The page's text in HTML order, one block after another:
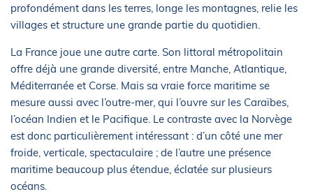
profondément dans les terres, longe les montagnes, relie les
villages et structure une grande partie du quotidien.
La France joue une autre carte. Son littoral métropolitain
offre déjà une grande diversité, entre Manche, Atlantique,
Méditerranée et Corse. Mais sa vraie force maritime se
mesure aussi avec l’outre-mer, qui l’ouvre sur les Caraïbes,
l’océan Indien et le Pacifique. Le contraste avec la Norvège
est donc particulièrement intéressant : d’un côté une mer
froide, verticale, spectaculaire ; de l’autre une présence
maritime beaucoup plus étendue, éclatée sur plusieurs
océans.